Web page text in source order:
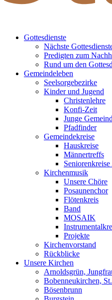
Gottesdienste
Nächste
Predigten zum
Rund um den
Gemeindeleben
Seelsorgebezirke
Kinder und Jugend
Christenlehre
Konfi-Zeit
Junge
Pfadfinder
Gemeindekreise
Hauskreise
Männertreffs
Kirchenmusik
Unsere Chöre
Posaunenchor
Flötenkreis
Band
MOSAIK
Projekte
Kirchenvorstand
Rückblicke
Unsere Kirchen
Arnoldsgrün,
Bobenneukirchen,
Bösenbrunn